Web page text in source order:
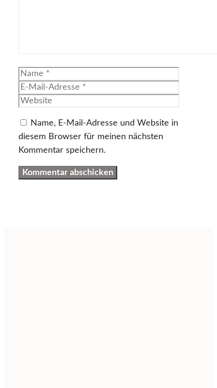
Name
Name, E-Mail-Adresse und Website in
diesem Browser für meinen nächsten
Kommentar speichern.